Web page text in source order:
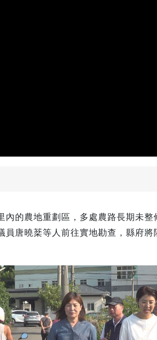
內的農地重劃區，多處農路長期未
員唐曉棻等人前往實地勘查，縣府